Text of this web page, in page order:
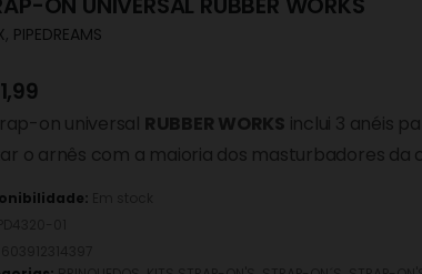
, PIPEDREAMS
on universal RUBBER WORKS inclui 3 anéis
o arnês com a maioria dos masturbadores da